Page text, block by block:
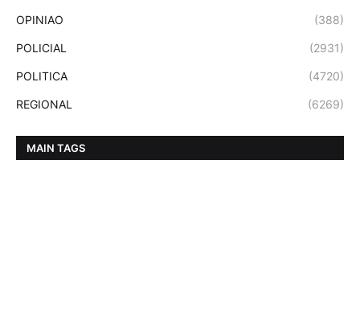
OPINIAO (388)
POLICIAL (2931)
POLITICA (4720)
REGIONAL (6269)
MAIN TAGS